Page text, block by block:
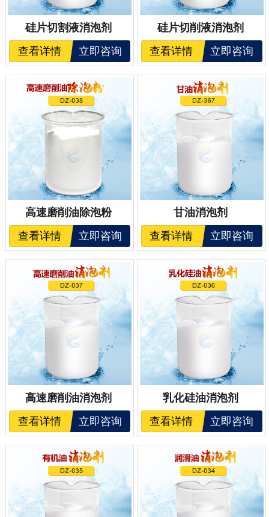
硅片切割液消泡剂
查看详情
立即咨询
硅片切削液消泡剂
查看详情
立即咨询
高速磨削油除泡粉
查看详情
立即咨询
甘油消泡剂
查看详情
立即咨询
高速磨削油消泡剂
查看详情
立即咨询
乳化硅油消泡剂
查看详情
立即咨询